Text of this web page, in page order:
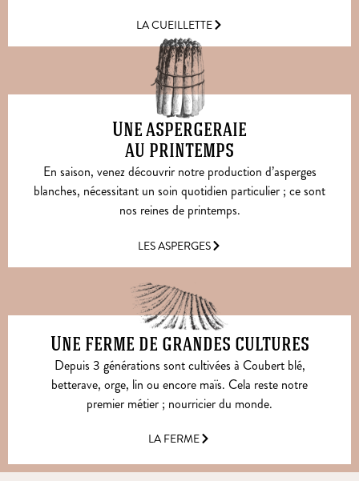
LA CUEILLETTE
Une aspergeraie
au printemps
En saison, venez découvrir notre production d’asperges
blanches, nécessitant un soin quotidien particulier ; ce sont
nos reines de printemps.
LES ASPERGES
Une ferme de grandes cultures
Depuis 3 générations sont cultivées à Coubert blé,
betterave, orge, lin ou encore maïs. Cela reste notre
premier métier ; nourricier du monde.
LA FERME